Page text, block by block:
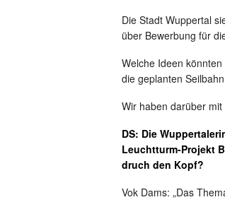
Die Stadt Wuppertal
über Bewerbung für
Welche Ideen
die geplanten
Wir haben darüber
DS: Die
Leuchtturm-Projekt
druch den Kopf?
Vok Dams: „Das